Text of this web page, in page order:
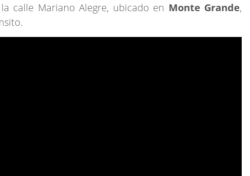
calle Mariano Alegre, ubicado en Monte Grande,